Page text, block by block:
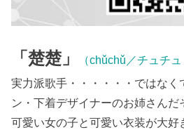
「楚楚」
（chǔchǔ／チュチュ
実力派歌手・・・・・・ではなく
ン・下着デザイナーのお姉さんだ
可愛い女の子と可愛い衣装が大好